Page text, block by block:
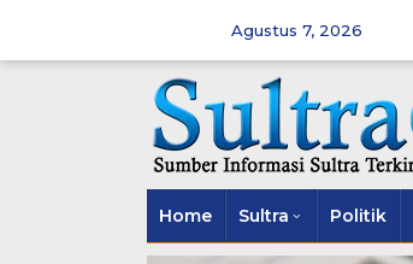
Agustus 7, 2026
Home Sultra Politik